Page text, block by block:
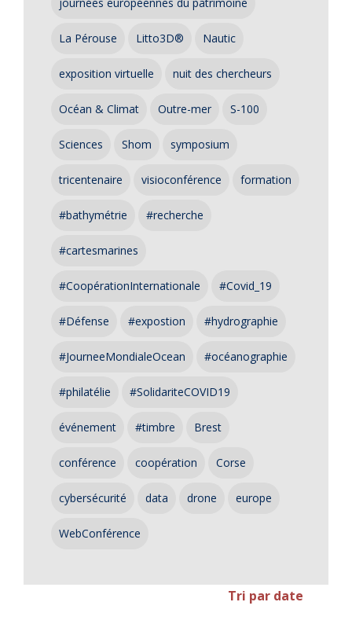
La Pérouse Litto3D® Nautic
exposition virtuelle nuit des chercheurs
Océan & Climat Outre-mer S-100
Sciences Shom symposium
tricentenaire visioconférence formation
#bathymétrie #recherche
#cartesmarines
#CoopérationInternationale #Covid_19
#Défense #expostion #hydrographie
#JourneeMondialeOcean #océanographie
#philatélie #SolidariteCOVID19
événement #timbre Brest
conférence coopération Corse
cybersécurité data drone europe
WebConférence
Tri par date